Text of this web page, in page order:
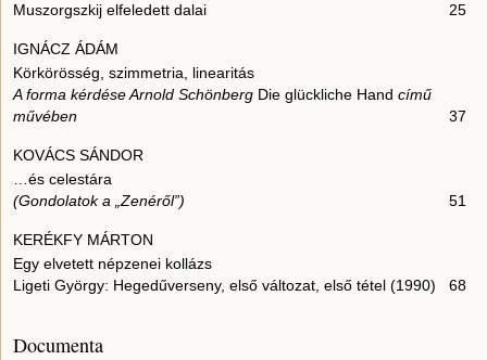
Muszorgszkij elfeledett dalai
25
IGNÁCZ ÁDÁM
Körkörösség, szimmetria, linearitás
A forma kérdése Arnold Schönberg Die glückliche Hand című
művében
37
KOVÁCS SÁNDOR
…és celestára
(Gondolatok a „Zenéről”)
51
KERÉKFY MÁRTON
Egy elvetett népzenei kollázs
Ligeti György: Hegedűverseny, első változat, első tétel (1990)
68
Documenta